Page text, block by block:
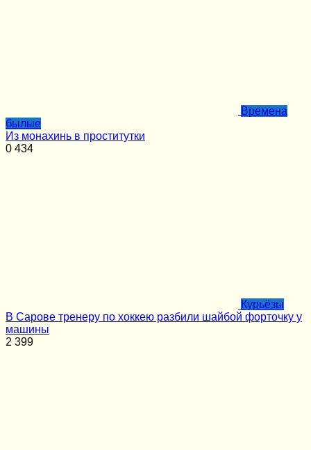
Времена
былые
Из монахинь в проститутки
0 434
Курьёзы
В Сарове тренеру по хоккею разбили шайбой форточку у
машины
2 399